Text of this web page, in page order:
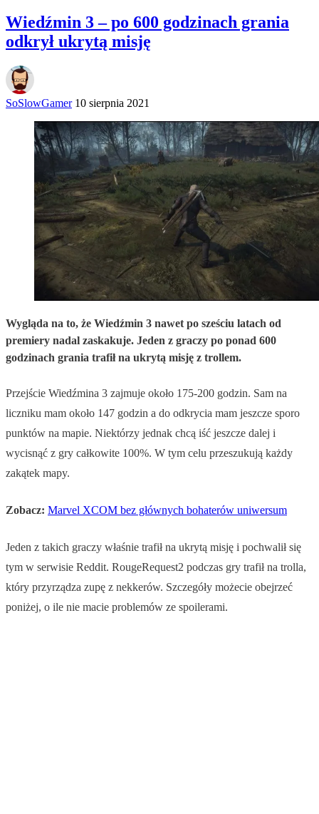
Wiedźmin 3 – po 600 godzinach grania
odkrył ukrytą misję
SoSlowGamer 10 sierpnia 2021
Wygląda na to, że Wiedźmin 3 nawet po sześciu latach od
premiery nadal zaskakuje. Jeden z graczy po ponad 600
godzinach grania trafił na ukrytą misję z trollem.
Przejście Wiedźmina 3 zajmuje około 175-200 godzin. Sam na
liczniku mam około 147 godzin a do odkrycia mam jeszcze sporo
punktów na mapie. Niektórzy jednak chcą iść jeszcze dalej i
wycisnąć z gry całkowite 100%. W tym celu przeszukują każdy
zakątek mapy.
Zobacz: Marvel XCOM bez głównych bohaterów uniwersum
Jeden z takich graczy właśnie trafił na ukrytą misję i pochwalił się
tym w serwisie Reddit. RougeRequest2 podczas gry trafił na trolla,
który przyrządza zupę z nekkerów. Szczegóły możecie obejrzeć
poniżej, o ile nie macie problemów ze spoilerami.